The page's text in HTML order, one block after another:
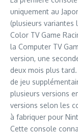
uniquement au
(plusieurs variantes
Color TV Game
la Computer TV
version, une
deux mois plus
de jeu
plusieurs versions
versions selon les
à fabriquer pour
Cette console